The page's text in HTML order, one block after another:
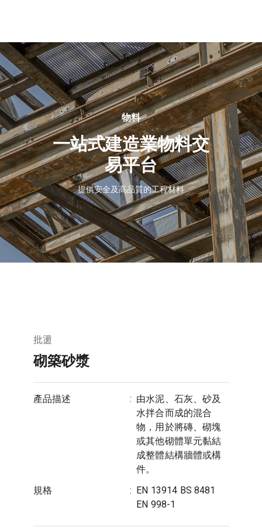
們
物料
一站式建造業物料交
易平台
提供安全及高品質的工程材料
批盪
砌築砂漿
產品描述 : 由水泥、石灰、砂及
水拌合而成的混合
物，用於將磚、砌塊
或其他砌體單元黏結
成整體結構牆體或構
件。
規格
: EN 13914 BS 8481
EN 998-1